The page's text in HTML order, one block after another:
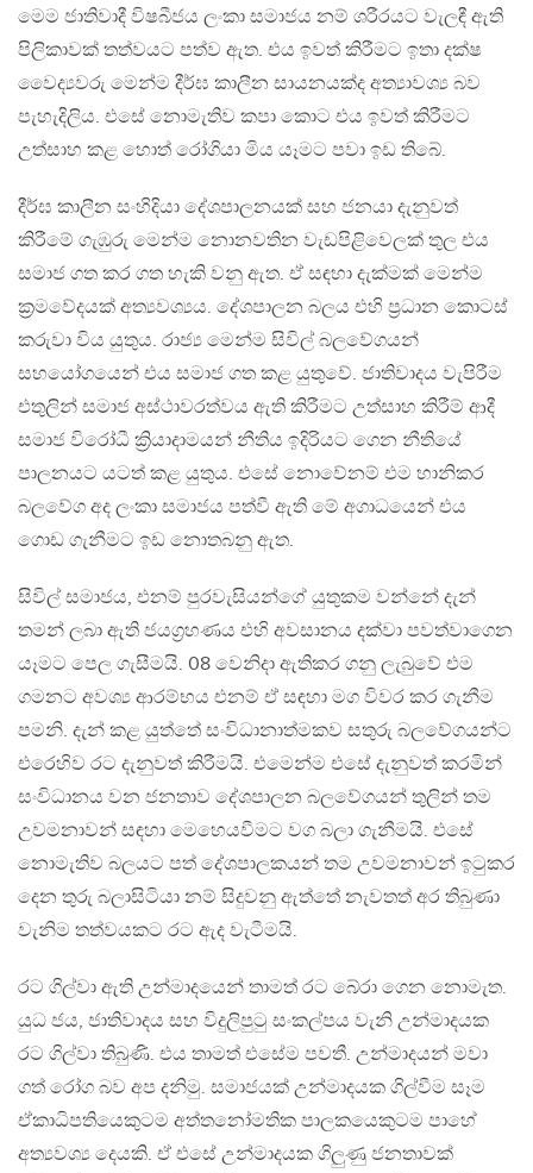
මෙම ජාතිවාදී විෂබීජය ලංකා සමාජය නම් ශරීරයට වැලඳී ඇති
පිලිකාවක් තත්වයට පත්ව ඇත. එය ඉවත් කිරීමට ඉතා දක්ෂ
වෛද්‍යවරු මෙන්ම දීර්ඝ කාලීන සායනයක්ද අත්‍යාවශ්‍ය බව
පැහැදිලිය. එසේ නොමැතිව කපා කොට එය ඉවත් කිරීමට
උත්සාහ කළ හොත් රෝගියා මිය යෑමට පවා ඉඩ තිබේ.
දීර්ඝ කාලීන සංහිදියා දේශපාලනයක් සහ ජනයා දැනුවත්
කිරීමේ ගැඹුරු මෙන්ම නොනවතින වැඩපිළිවෙලක් තුල එය
සමාජ ගත කර ගත හැකි වනු ඇත. ඒ සඳහා දැක්මක් මෙන්ම
ක්‍රමවේදයක් අත්‍යවශ්‍යය. දේශපාලන බලය එහි ප්‍රධාන කොටස්
කරුවා විය යුතුය. රාජ්‍ය මෙන්ම සිවිල් බලවේගයන්
සහයෝගයෙන් එය සමාජ ගත කළ යුතුවේ. ජාතිවාදය වැපිරීම
එතුලින් සමාජ අස්ථාවරත්වය ඇති කිරීමට උත්සාහ කිරීම් ආදී
සමාජ විරෝධී ක්‍රියාදාමයන් නීතිය ඉදිරියට ගෙන නීතියේ
පාලනයට යටත් කළ යුතුය. එසේ නොවේනම් එම හානිකර
බලවේග අද ලංකා සමාජය පත්වී ඇති මේ අගාධයෙන් එය
ගොඩ ගැනීමට ඉඩ නොතබනු ඇත.
සිවිල් සමාජය, එනම් පුරවැසියන්ගේ යුතුකම වන්නේ දැන්
තමන් ලබා ඇති ජයග්‍රහණය එහි අවසානය දක්වා පවත්වාගෙන
යෑමට පෙල ගැසීමයි. 08 වෙනිදා ඇතිකර ගනු ලැබුවේ එම
ගමනට අවශ්‍ය ආරම්භය එනම් ඒ සඳහා මග විවර කර ගැනීම
පමනි. දැන් කළ යුත්තේ සංවිධානාත්මකව සතුරු බලවේගයන්ට
එරෙහිව රට දැනුවත් කිරීමයි. එමෙන්ම එසේ දැනුවත් කරමින්
සංවිධානය වන ජනතාව දේශපාලන බලවේගයන් තුලින් තම
උවමනාවන් සඳහා මෙහෙයවීමට වග බලා ගැනීමයි. එසේ
නොමැතිව බලයට පත් දේශපාලකයන් තම උවමනාවන් ඉටුකර
දෙන තුරු බලාසිටියා නම් සිදුවනු ඇත්තේ නැවතත් අර තිබුණා
වැනිම තත්වයකට රට ඇද වැටීමයි.
රට ගිල්වා ඇති උන්මාදයෙන් තාමත් රට බේරා ගෙන නොමැත.
යුධ ජය, ජාතිවාදය සහ විදුලිපුටු සංකල්පය වැනි උන්මාදයක
රට ගිල්වා තිබුණි. එය තාමත් එසේම පවතී. උන්මාදයන් මවා
ගත් රෝග බව අප දනිමු. සමාජයක් උන්මාදයක ගිල්වීම සෑම
ඒකාධිපතියෙකුටම අත්තනෝමතික පාලකයෙකුටම පාහේ
අත්‍යවශ්‍ය දෙයකි. ඒ එසේ උන්මාදයක ගිලුණු ජනතාවක්